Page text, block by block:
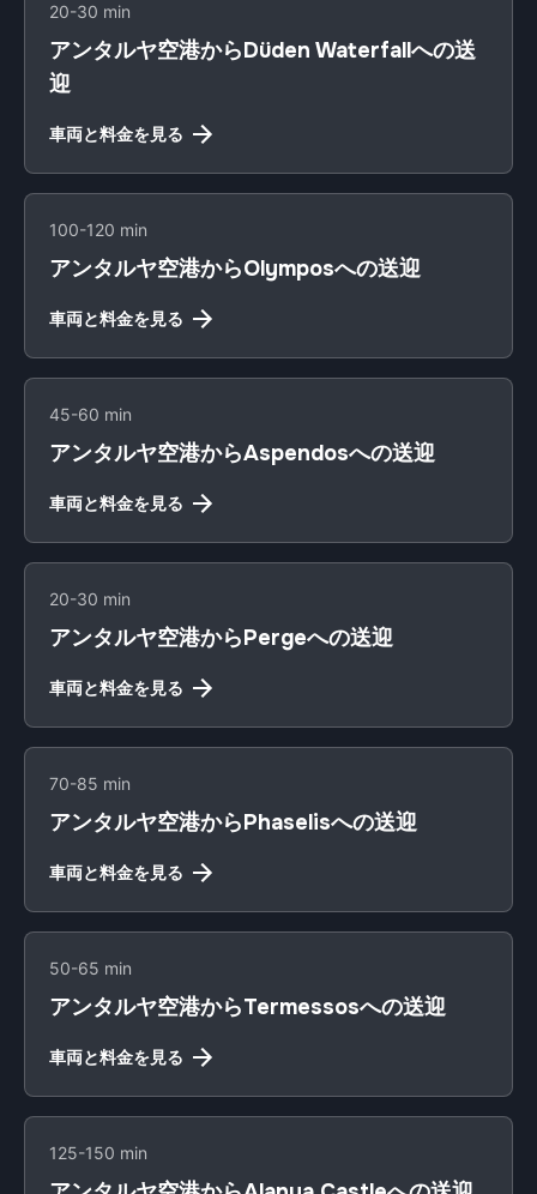
20-30 min
アンタルヤ空港からDüden Waterfallへの送
迎
車両と料金を見る
100-120 min
アンタルヤ空港からOlymposへの送迎
車両と料金を見る
45-60 min
アンタルヤ空港からAspendosへの送迎
車両と料金を見る
20-30 min
アンタルヤ空港からPergeへの送迎
車両と料金を見る
70-85 min
アンタルヤ空港からPhaselisへの送迎
車両と料金を見る
50-65 min
アンタルヤ空港からTermessosへの送迎
車両と料金を見る
125-150 min